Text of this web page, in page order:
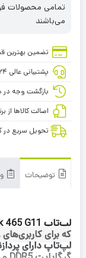
می‌باشند
تضمین بهترین
پشتیبانی عالی ۲۴ ساعته، ۷ روز هفته
بازگشت وجه
اصالت کالاها از
تحویل سریع در
توضیحات
لپ‌تاپ HP ProBook 465 G11
که برای